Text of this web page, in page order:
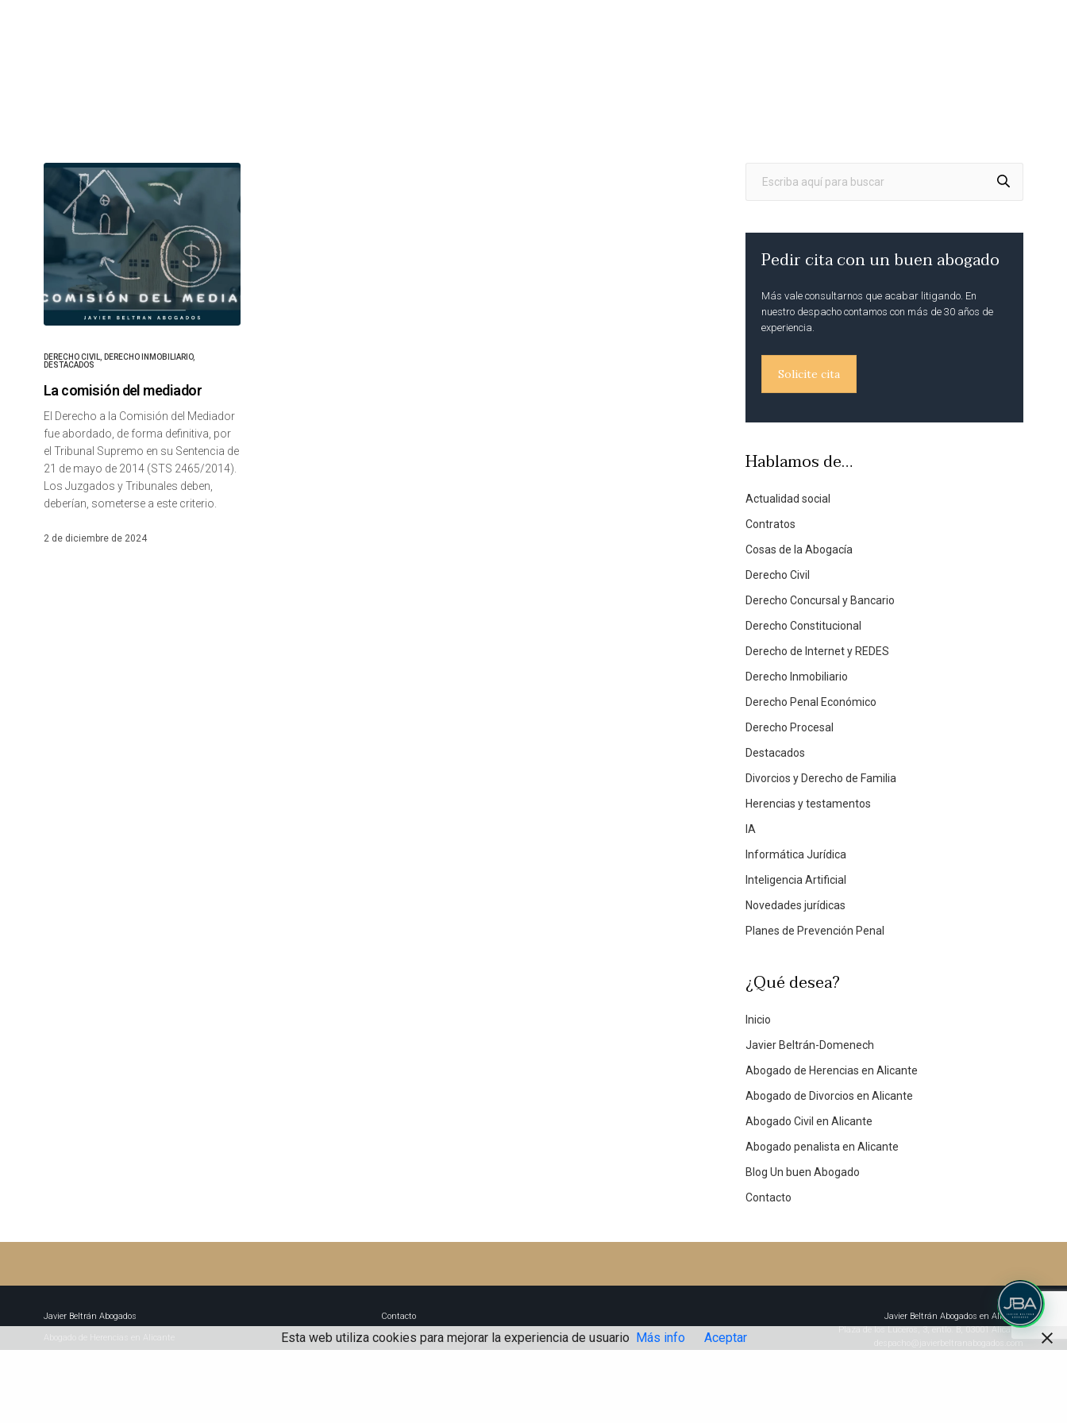
DERECHO CIVIL DERECHO INMOBILIARIO,
DESTACADOS
La comisión del mediador
El Derecho a la Comisión del Mediador
fue abordado, de forma definitiva, por
el Tribunal Supremo en su Sentencia de
21 de mayo de 2014 (STS 2465/2014).
Los Juzgados y Tribunales deben,
deberían, someterse a este criterio.
2 de diciembre de 2024
Pedir cita con un buen abogado
Más vale consultarnos que acabar litigando. En
nuestro despacho contamos con más de 30 años de
experiencia.
Solicite cita
Hablamos de…
Actualidad social
Contratos
Cosas de la Abogacía
Derecho Civil
Derecho Concursal y Bancario
Derecho Constitucional
Derecho de Internet y REDES
Derecho Inmobiliario
Derecho Penal Económico
Derecho Procesal
Destacados
Divorcios y Derecho de Familia
Herencias y testamentos
IA
Informática Jurídica
Inteligencia Artificial
Novedades jurídicas
Planes de Prevención Penal
¿Qué desea?
Inicio
Javier Beltrán-Domenech
Abogado de Herencias en Alicante
Abogado de Divorcios en Alicante
Abogado Civil en Alicante
Abogado penalista en Alicante
Blog Un buen Abogado
Contacto
Javier Beltrán Abogados Contacto
Blog Un buen Abogado
Javier Beltrán Abogados en Alicante
Plaza de los Luceros, 3, entlo. B, 03001 Alicante
Esta web utiliza cookies para mejorar la experiencia de usuario Más info Aceptar